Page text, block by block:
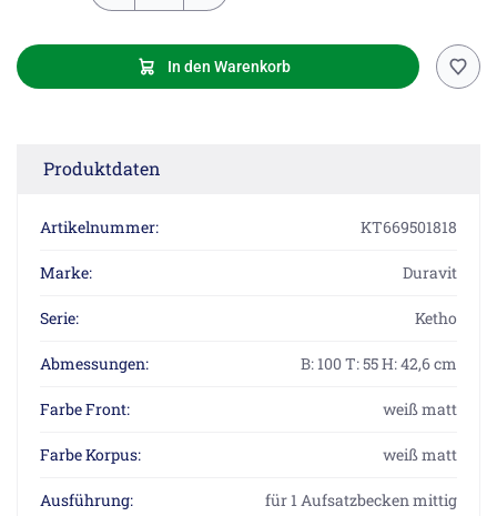
In den Warenkorb
Produktdaten
Artikelnummer: KT669501818
Marke: Duravit
Serie: Ketho
Abmessungen: B: 100 T: 55 H: 42,6 cm
Farbe Front: weiß matt
Farbe Korpus: weiß matt
Ausführung: für 1 Aufsatzbecken mittig